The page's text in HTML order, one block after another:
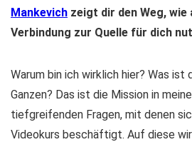
Mankevich zeigt dir den Weg, wie
Verbindung zur Quelle für dich
Warum bin ich wirklich hier? Was ist
Ganzen? Das ist die Mission in
tiefgreifenden Fragen, mit denen
Videokurs beschäftigt. Auf diese